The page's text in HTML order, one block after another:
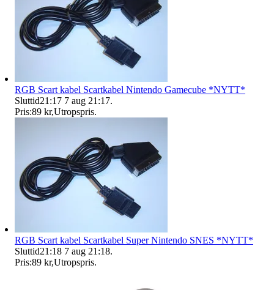
RGB Scart kabel Scartkabel Nintendo Gamecube *NYTT*
Sluttid21:17 7 aug 21:17.
Pris:89 kr,Utropspris.
RGB Scart kabel Scartkabel Super Nintendo SNES *NYTT*
Sluttid21:18 7 aug 21:18.
Pris:89 kr,Utropspris.